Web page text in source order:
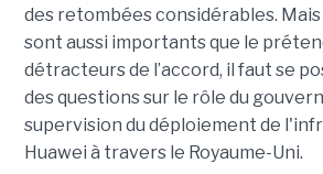
des retombées considérables. Mais
sont aussi importants que le
détracteurs de l’accord, il faut se
des questions sur le rôle du
supervision du déploiement de
Huawei à travers le Royaume-Uni.